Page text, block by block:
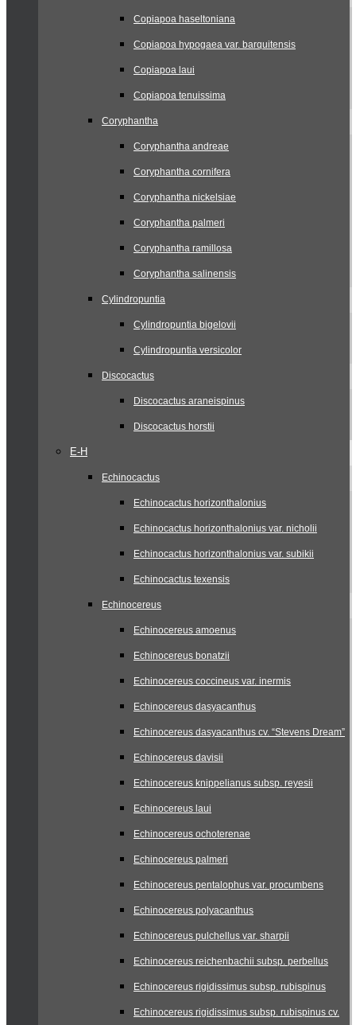
Copiapoa haseltoniana
Copiapoa hypogaea var. barquitensis
Copiapoa laui
Copiapoa tenuissima
Coryphantha
Coryphantha andreae
Coryphantha cornifera
Coryphantha nickelsiae
Coryphantha palmeri
Coryphantha ramillosa
Coryphantha salinensis
Cylindropuntia
Cylindropuntia bigelovii
Cylindropuntia versicolor
Discocactus
Discocactus araneispinus
Discocactus horstii
E-H
Echinocactus
Echinocactus horizonthalonius
Echinocactus horizonthalonius var. nicholii
Echinocactus horizonthalonius var. subikii
Echinocactus texensis
Echinocereus
Echinocereus amoenus
Echinocereus bonatzii
Echinocereus coccineus var. inermis
Echinocereus dasyacanthus
Echinocereus dasyacanthus cv. “Stevens Dream”
Echinocereus davisii
Echinocereus knippelianus subsp. reyesii
Echinocereus laui
Echinocereus ochoterenae
Echinocereus palmeri
Echinocereus pentalophus var. procumbens
Echinocereus polyacanthus
Echinocereus pulchellus var. sharpii
Echinocereus reichenbachii subsp. perbellus
Echinocereus rigidissimus subsp. rubispinus
Echinocereus rigidissimus subsp. rubispinus cv.